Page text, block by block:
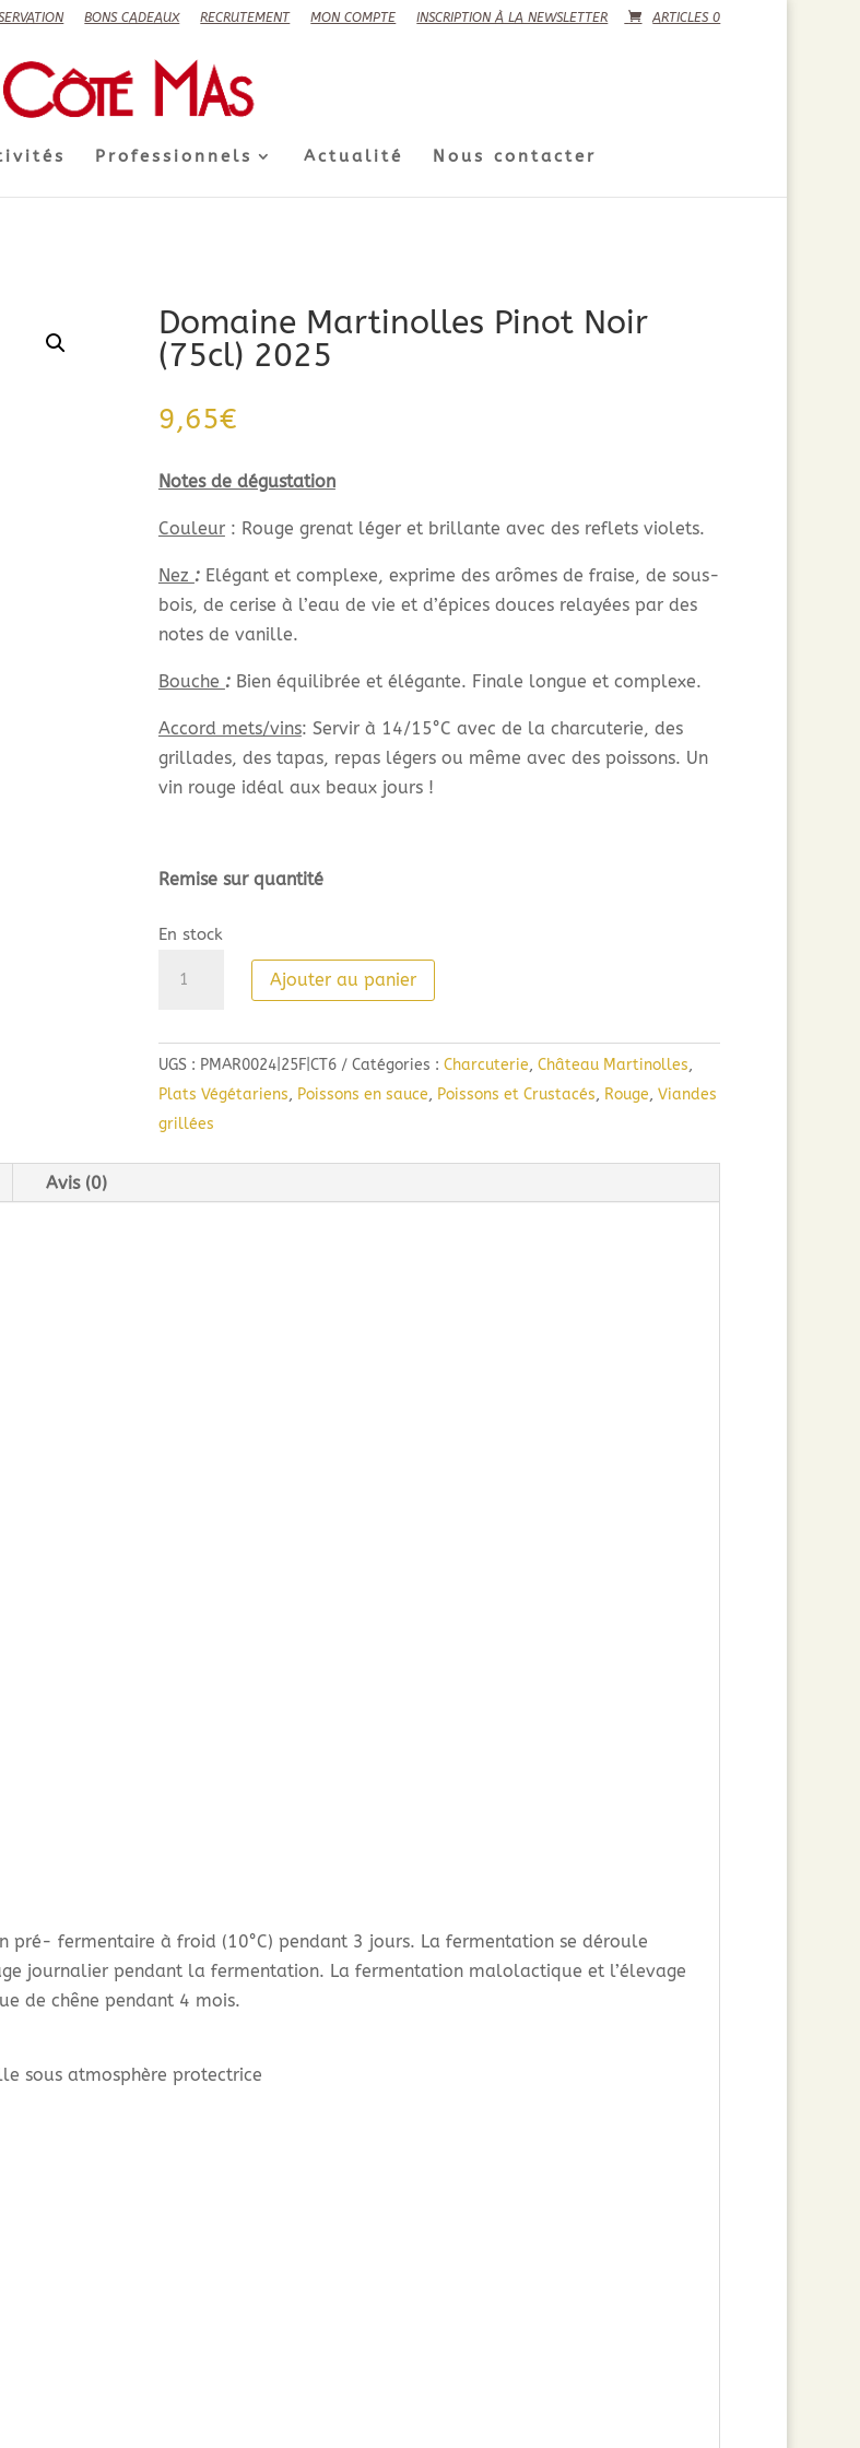
BONS CADEAUX RECRUTEMENT MON COMPTE INSCRIPTION À LA NEWSLETTER ARTICLES 0
Professionnels Actualité Nous contacter
Domaine Martinolles Pinot Noir
(75cl) 2025
9,65€
Notes de dégustation
Couleur: Rouge grenat léger et brillante avec des reflets violets.
Nez :Elégant et complexe, exprime des arômes de fraise, de sous-
bois, de cerise à l’eau de vie et d’épices douces relayées par des
notes de vanille.
Bouche :Bien équilibrée et élégante. Finale longue et complexe.
Accord mets/vins: Servir à 14/15°C avec de la charcuterie, des
grillades, des tapas, repas légers ou même avec des poissons. Un
vin rouge idéal aux beaux jours !
Remise sur quantité
En stock
2025
Ajouter au panier
UGS : PMAR0024|25F|CT6 Catégories : Charcuterie, Château Martinolles,
Plats Végétariens, Poissons en sauce, Poissons et Crustacés, Rouge, Viandes
grillées
Avis (0)
pré- fermentaire à froid (10°C) pendant 3 jours. La fermentation se déroule
journalier pendant la fermentation. La fermentation malolactique et l’élevage
de chêne pendant 4 mois.
sous atmosphère protectrice